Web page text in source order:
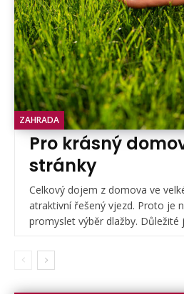
ZAHRADA
Pro krásný
stránky
Celkový dojem z domova ve
atraktivní řešený vjezd. Proto je
promyslet výběr dlažby. Důležité